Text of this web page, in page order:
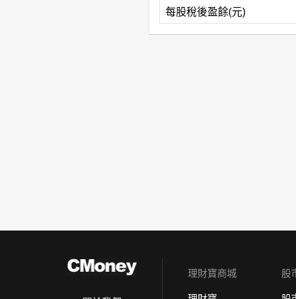
每股稅後盈餘(元)
理財寶商城 股